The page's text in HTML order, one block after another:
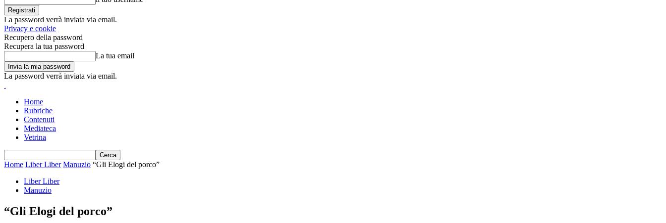
La password verrà inviata via email.
Privacy e cookie
Recupero della password
Recupera la tua password
La tua email
La password verrà inviata via email.
Home
Rubriche
Contenuti
Mediateca
Vetrina
Home Liber Liber Manuzio “Gli Elogi del porco”
Liber Liber
Manuzio
“Gli Elogi del porco”